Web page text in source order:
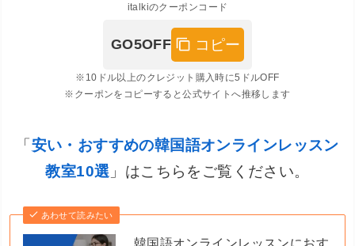
italkiのクーポンコード
GO5OFF コピー
※10ドル以上のクレジット購入時に5ドルOFF
※クーポンをコピーすると公式サイトへ推移します
「 安い・おすすめの韓国語オンラインレッスン
教室10選 」はこちらをご覧ください。
あわせて読みたい
韓国語オンラインレッスンにおす